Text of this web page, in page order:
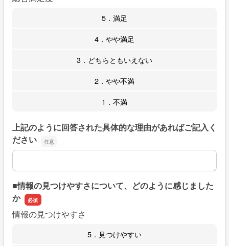
5．満足
4．やや満足
3．どちらともいえない
2．やや不満
1．不満
上記のように回答された具体的な理由があればご記入く
ださい
上記のように回答された具体的な理由があればご記入くだ
■情報の見つけやすさについて、どのように感じました
か
情報の見つけやすさ
5．見つけやすい